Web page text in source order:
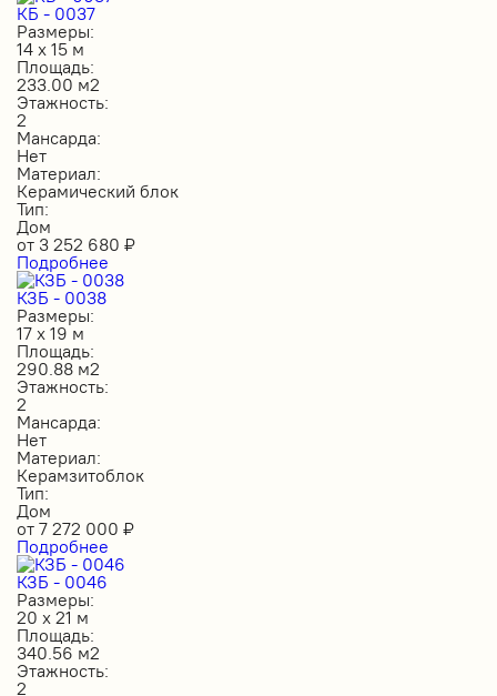
КБ - 0037
Размеры:
14 х 15 м
Площадь:
233.00 м2
Этажность:
2
Мансарда:
Нет
Материал:
Керамический блок
Тип:
Дом
от 3 252 680 ₽
Подробнее
КЗБ - 0038
Размеры:
17 х 19 м
Площадь:
290.88 м2
Этажность:
2
Мансарда:
Нет
Материал:
Керамзитоблок
Тип:
Дом
от 7 272 000 ₽
Подробнее
КЗБ - 0046
Размеры:
20 х 21 м
Площадь:
340.56 м2
Этажность:
2